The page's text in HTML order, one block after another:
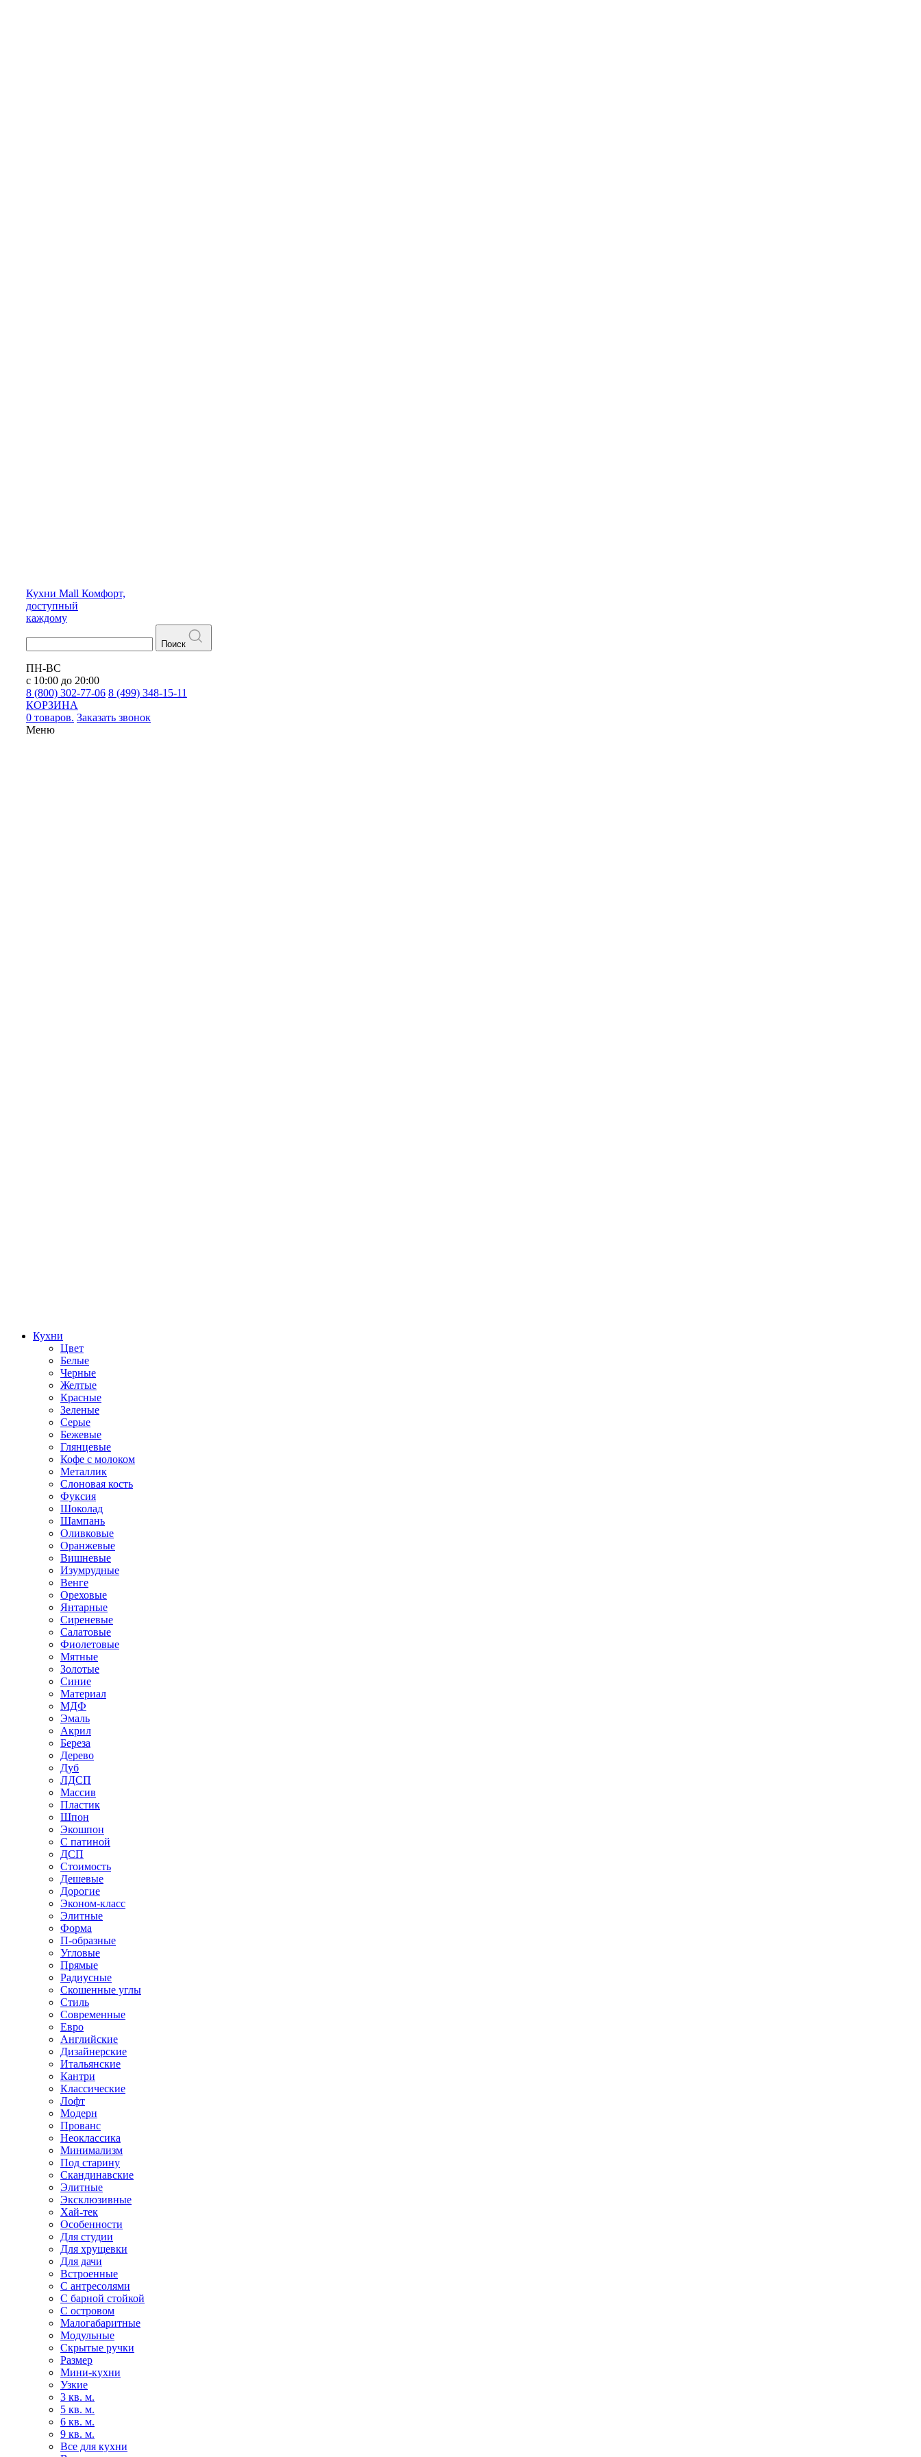
Кухни Mall Комфорт,
доступный
каждому
Поиск
ПН-ВС
с 10:00 до 20:00
8 (800) 302-77-06 8 (499) 348-15-11
КОРЗИНА
0 товаров. Заказать звонок
Меню
Кухни
Цвет
Белые
Черные
Желтые
Красные
Зеленые
Серые
Бежевые
Глянцевые
Кофе с молоком
Металлик
Слоновая кость
Фуксия
Шоколад
Шампань
Оливковые
Оранжевые
Вишневые
Изумрудные
Венге
Ореховые
Янтарные
Сиреневые
Салатовые
Фиолетовые
Мятные
Золотые
Синие
Материал
МДФ
Эмаль
Акрил
Береза
Дерево
Дуб
ЛДСП
Массив
Пластик
Шпон
Экошпон
С патиной
ДСП
Стоимость
Дешевые
Дорогие
Эконом-класс
Элитные
Форма
П-образные
Угловые
Прямые
Радиусные
Скошенные углы
Стиль
Современные
Евро
Английские
Дизайнерские
Итальянские
Кантри
Классические
Лофт
Модерн
Прованс
Неоклассика
Минимализм
Под старину
Скандинавские
Элитные
Эксклюзивные
Хай-тек
Особенности
Для студии
Для хрущевки
Для дачи
Встроенные
С антресолями
С барной стойкой
С островом
Малогабаритные
Модульные
Скрытые ручки
Размер
Мини-кухни
Узкие
3 кв. м.
5 кв. м.
6 кв. м.
9 кв. м.
Все для кухни